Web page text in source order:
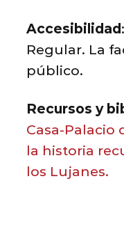
Accesibilidad:
Regular. La
público.
Recursos y
Casa-Palacio
la historia
los Lujanes.